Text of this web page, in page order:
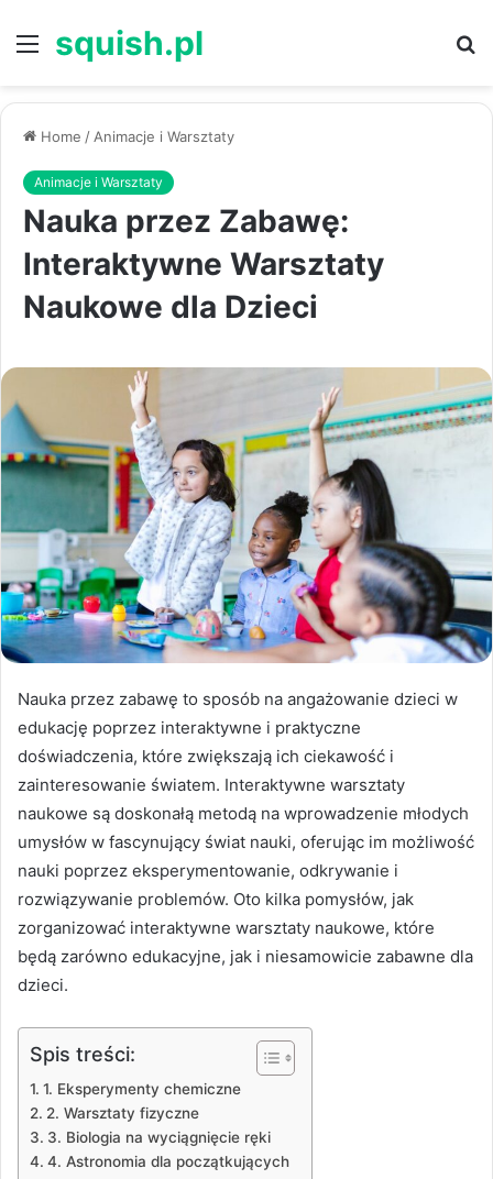
Menu
squish.pl
Home / Animacje i Warsztaty
Animacje i Warsztaty
Nauka przez Zabawę:
Interaktywne Warsztaty
Naukowe dla Dzieci
Nauka przez zabawę to sposób na angażowanie dzieci w
edukację poprzez interaktywne i praktyczne
doświadczenia, które zwiększają ich ciekawość i
zainteresowanie światem. Interaktywne warsztaty
naukowe są doskonałą metodą na wprowadzenie młodych
umysłów w fascynujący świat nauki, oferując im możliwość
nauki poprzez eksperymentowanie, odkrywanie i
rozwiązywanie problemów. Oto kilka pomysłów, jak
zorganizować interaktywne warsztaty naukowe, które
będą zarówno edukacyjne, jak i niesamowicie zabawne dla
dzieci.
Spis treści:
1. Eksperymenty chemiczne
2. Warsztaty fizyczne
3. Biologia na wyciągnięcie ręki
4. Astronomia dla początkujących